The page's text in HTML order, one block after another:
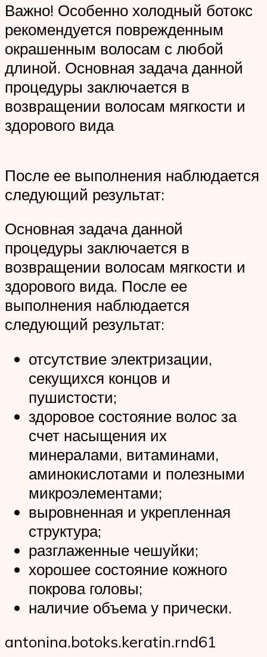
Важно! Особенно холодный ботокс
рекомендуется поврежденным
окрашенным волосам с любой
длиной. Основная задача данной
процедуры заключается в
возвращении волосам мягкости и
здорового вида
После ее выполнения наблюдается
следующий результат:
Основная задача данной
процедуры заключается в
возвращении волосам мягкости и
здорового вида. После ее
выполнения наблюдается
следующий результат:
отсутствие электризации,
секущихся концов и
пушистости;
здоровое состояние волос за
счет насыщения их
минералами, витаминами,
аминокислотами и полезными
микроэлементами;
выровненная и укрепленная
структура;
разглаженные чешуйки;
хорошее состояние кожного
покрова головы;
наличие объема у прически.
antonina.botoks.keratin.rnd61